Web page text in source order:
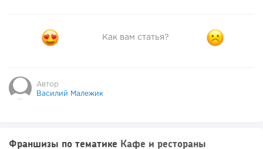
Как вам статья?
Автор
Василий Малежик
Франшизы по тематике Кафе и рестораны